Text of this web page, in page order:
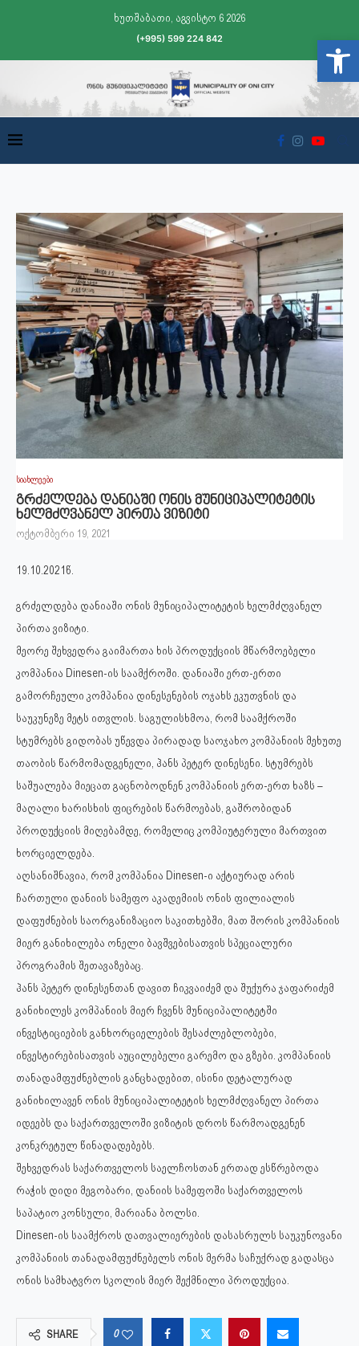
ხუთშაბათი, აგვისტო 6 2026
(+995) 599 224 842
სიახლეები
გრძელდება დანიაში ონის მუნიციპალიტეტის
ხელმძღვანელ პირთა ვიზიტი
ოქტომბერი 19, 2021
19.10.2021წ.
გრძელდება დანიაში ონის მუნიციპალიტეტის ხელმძღვანელ
პირთა ვიზიტი.
მეორე შეხვედრა გაიმართა ხის პროდუქციის მწარმოებელი
კომპანია Dinesen-ის საამქროში. დანიაში ერთ-ერთი
გამორჩეული კომპანია დინესენების ოჯახს ეკუთვნის და
საუკუნეზე მეტს ითვლის. საგულისხმოა, რომ საამქროში
სტუმრებს გიდობას უწევდა პირადად საოჯახო კომპანიის მეხუთე
თაობის წარმომადგენელი, ჰანს პეტერ დინესენი. სტუმრებს
საშუალება მიეცათ გაცნობოდნენ კომპანიის ერთ-ერთ ხაზს –
მაღალი ხარისხის ფიცრების წარმოებას, გაშრობიდან
პროდუქციის მიღებამდე, რომელიც კომპიუტერული მართვით
ხორციელდება.
აღსანიშნავია, რომ კომპანია Dinesen-ი აქტიურად არის
ჩართული დანიის სამეფო აკადემიის ონის ფილიალის
დაფუძნების საორგანიზაციო საკითხებში, მათ შორის კომპანიის
მიერ განიხილება ონელი ბავშვებისათვის სპეციალური
პროგრამის შეთავაზებაც.
ჰანს პეტერ დინესენთან დავით ჩიკვაიძემ და შუქურა ჯაფარიძემ
განიხილეს კომპანიის მიერ ჩვენს მუნიციპალიტეტში
ინვესტიციების განხორციელების შესაძლებლობები,
ინვესტირებისათვის აუცილებელი გარემო და გზები. კომპანიის
თანადამფუძნებლის განცხადებით, ისინი დეტალურად
განიხილავენ ონის მუნიციპალიტეტის ხელმძღვანელ პირთა
იდეებს და საქართველოში ვიზიტის დროს წარმოადგენენ
კონკრეტულ წინადადებებს.
შეხვედრას საქართველოს საელჩოსთან ერთად ესწრებოდა
რაჭის დიდი მეგობარი, დანიის სამეფოში საქართველოს
საპატიო კონსული, მარიანა ბოლსი.
Dinesen-ის საამქროს დათვალიერების დასასრულს საუკუნოვანი
კომპანიის თანადამფუძნებელს ონის მერმა საჩუქრად გადასცა
ონის სამხატვრო სკოლის მიერ შექმნილი პროდუქცია.
SHARE 0